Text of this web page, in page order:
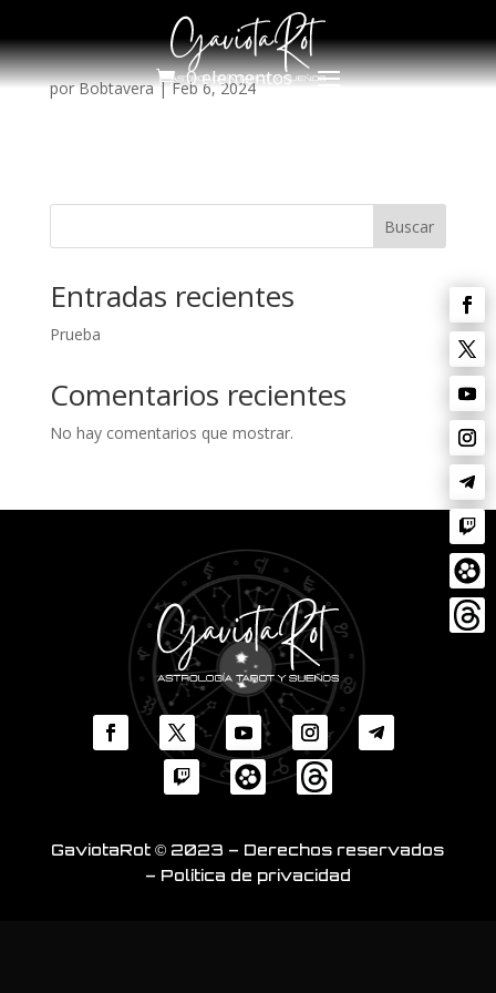
0 elementos
porBobtavera|Feb 6, 2024
Buscar
Entradas recientes
Prueba
Comentarios recientes
No hay comentarios que mostrar.
GaviotaRot © 2023 – Derechos reservados
– Política de privacidad